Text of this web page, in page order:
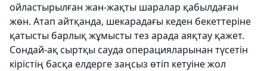
ойластырылған жан-жақты шаралар қабылдаған
жөн. Атап айтқанда, шекарадағы кеден бекеттеріне
қатысты барлық жұмысты тез арада аяқтау қажет.
Сондай-ақ сыртқы сауда операцияларынан түсетін
кірістің басқа елдерге заңсыз өтіп кетуіне жол